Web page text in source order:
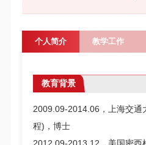
个人简介 教学工作
教育背景
2009.09-2014.06，上海交通
程)，博士
2012.09-2013.12，美国密西